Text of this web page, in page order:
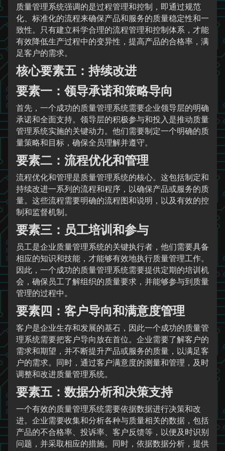
质量管理系统强调的是过程管理和控制，即通过规范
化、标准化的流程来确保产品和服务的质量稳定性和一
致性。只有建立科学合理的流程管理和控制体系，才能
有效降低生产过程中的变异性，提高产品的合格率，满
足客户的需求。
核心要素五：持续改进
要素一：领导承诺和策略导向
首先，一个成功的质量管理系统需要企业领导层的明确
承诺和全面支持。领导层的积极参与和投入是推动质量
管理系统实施的关键动力。他们需要制定一个明确的质
量策略和目标，确保全员理解并遵守。
要素二：流程优化和管理
流程优化和管理是质量管理系统的核心。这包括制定和
持续改进一系列的流程和程序，以确保产品或服务的质
量。这些流程需要明确的流程图和说明，以及有效的控
制和监督机制。
要素三：员工培训和参与
员工是企业质量管理系统的关键执行者，他们需要具备
相应的知识和技能，才能够有效地执行质量管理工作。
因此，一个成功的质量管理系统需要提供定期的培训机
会，确保员工了解组织的质量要求，并能够参与到质量
管理的过程中。
要素四：客户导向和满意度管理
客户是企业生存和发展的基石，因此一个成功的质量管
理系统需要把客户导向放在首位。企业需要了解客户的
需求和期望，并不断提升产品或服务的质量，以满足客
户的需求。同时，通过客户满意度的测量和管理，及时
调整和改进质量管理系统。
要素五：数据分析和决策支持
一个有效的质量管理系统需要依据数据进行决策和改
进。企业需要收集和分析各种与质量相关的数据，包括
产品的不合格率、投诉率、客户反馈等，以便及时识别
问题，并采取相应的措施。同时，依据数据分析，提供